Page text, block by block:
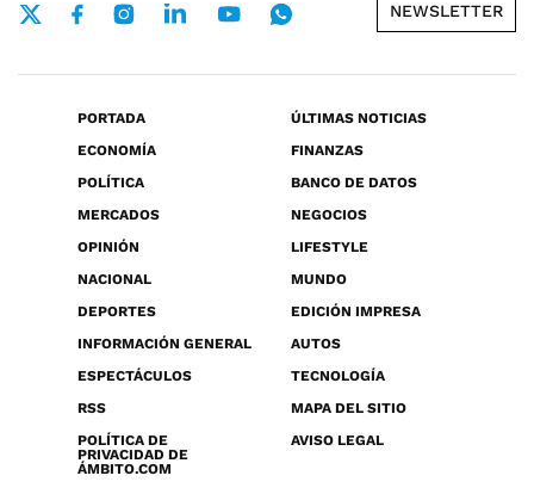
NEWSLETTER
PORTADA
ÚLTIMAS NOTICIAS
ECONOMÍA
FINANZAS
POLÍTICA
BANCO DE DATOS
MERCADOS
NEGOCIOS
OPINIÓN
LIFESTYLE
NACIONAL
MUNDO
DEPORTES
EDICIÓN IMPRESA
INFORMACIÓN GENERAL
AUTOS
ESPECTÁCULOS
TECNOLOGÍA
RSS
MAPA DEL SITIO
POLÍTICA DE
PRIVACIDAD DE
ÁMBITO.COM
AVISO LEGAL